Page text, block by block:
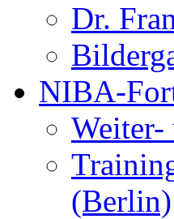
Dr.
NIBA-
Weiter-
(Berlin)